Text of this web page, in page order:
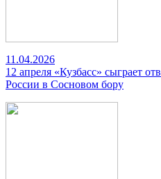
11.04.2026
12 апреля «Кузбасс» сыграет
России в Сосновом бору